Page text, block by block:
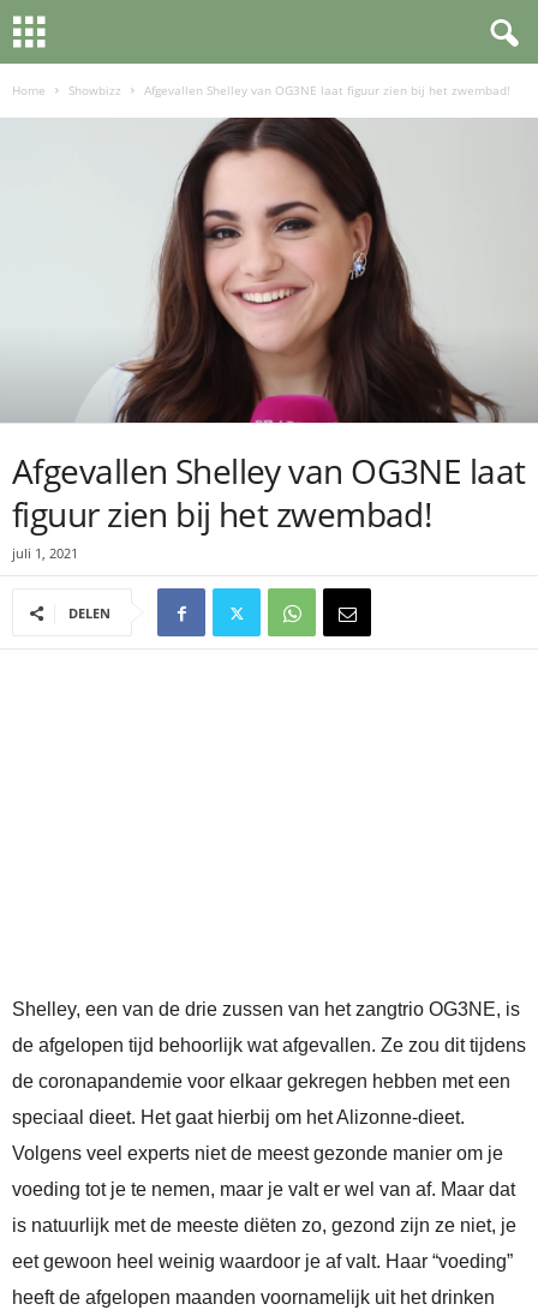
Home Showbizz Afgevallen Shelley van OG3NE laat figuur zien bij het zwembad!
Afgevallen Shelley van OG3NE laat
figuur zien bij het zwembad!
juli 1, 2021
DELEN
Shelley, een van de drie zussen van het zangtrio OG3NE, is
de afgelopen tijd behoorlijk wat afgevallen. Ze zou dit tijdens
de coronapandemie voor elkaar gekregen hebben met een
speciaal dieet. Het gaat hierbij om het Alizonne-dieet.
Volgens veel experts niet de meest gezonde manier om je
voeding tot je te nemen, maar je valt er wel van af. Maar dat
is natuurlijk met de meeste diëten zo, gezond zijn ze niet, je
eet gewoon heel weinig waardoor je af valt. Haar “voeding”
heeft de afgelopen maanden voornamelijk uit het drinken